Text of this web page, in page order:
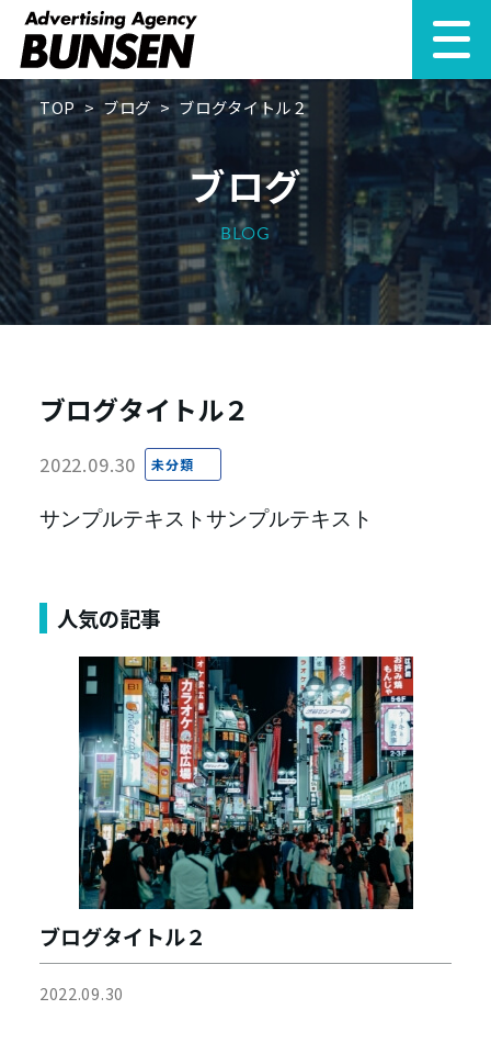
TOP > ブログ > ブログタイトル２
ブログ
BLOG
ブログタイトル２
2022.09.30 未分類
サンプルテキストサンプルテキスト
人気の記事
ブログタイトル２
2022.09.30